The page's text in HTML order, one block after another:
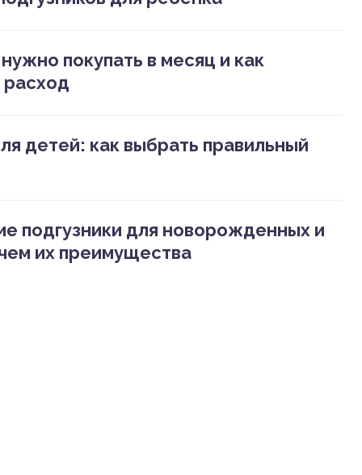
покупать в месяц и как
расход
детей: как выбрать правильный
подгузники для новорожденных и
их преимущества